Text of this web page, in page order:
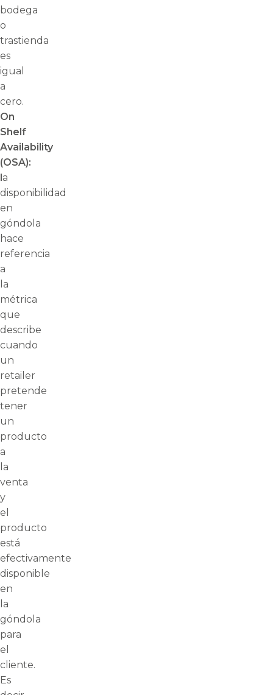
bodega
o
trastienda
es
igual
a
cero.
On
Shelf
Availability
(OSA):
a
disponibilidad
en
góndola
hace
referencia
a
la
métrica
que
describe
cuando
un
retailer
pretende
tener
un
producto
a
la
venta
y
el
producto
está
efectivamente
disponible
en
la
góndola
para
el
cliente.
Es